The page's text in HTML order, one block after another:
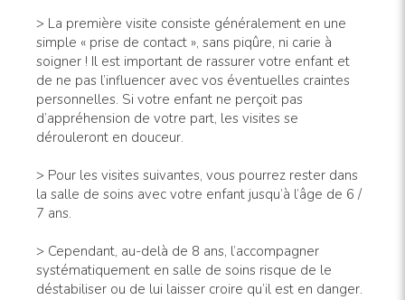
> La première visite consiste généralement en une
simple « prise de contact », sans piqûre, ni carie à
soigner ! Il est important de rassurer votre enfant et
de ne pas l’influencer avec vos éventuelles craintes
personnelles. Si votre enfant ne perçoit pas
d’appréhension de votre part, les visites se
dérouleront en douceur.
> Pour les visites suivantes, vous pourrez rester dans
la salle de soins avec votre enfant jusqu’à l’âge de 6 /
7 ans.
> Cependant, au-delà de 8 ans, l’accompagner
systématiquement en salle de soins risque de le
déstabiliser ou de lui laisser croire qu’il est en danger.